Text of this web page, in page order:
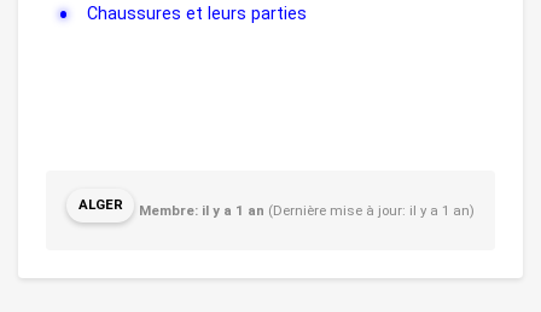
Chaussures et leurs parties
ALGER Membre: il y a 1 an (Dernière mise à jour: il y a 1 an)